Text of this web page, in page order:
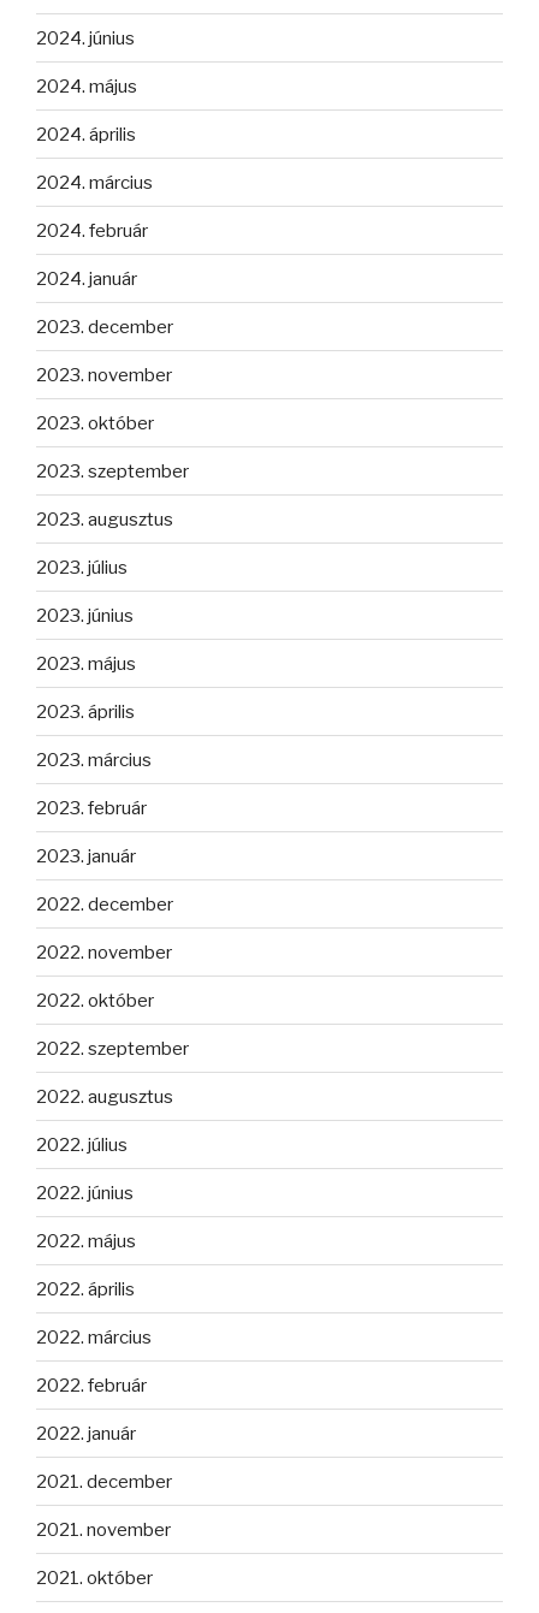
2024. június
2024. május
2024. április
2024. március
2024. február
2024. január
2023. december
2023. november
2023. október
2023. szeptember
2023. augusztus
2023. július
2023. június
2023. május
2023. április
2023. március
2023. február
2023. január
2022. december
2022. november
2022. október
2022. szeptember
2022. augusztus
2022. július
2022. június
2022. május
2022. április
2022. március
2022. február
2022. január
2021. december
2021. november
2021. október